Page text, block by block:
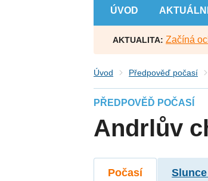
ÚVOD
AKTUALITA: Začíná
Úvod Předpověď počasí
PŘEDPOVĚĎ POČASÍ
Andrlův
Počasí